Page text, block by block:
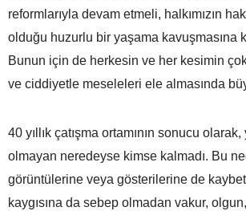
reformlarıyla devam etmeli, halkımızın
olduğu huzurlu bir yaşama kavuşmasına
Bunun için de herkesin ve her kesimin
ve ciddiyetle meseleleri ele almasında
40 yıllık çatışma ortamının sonucu
olmayan neredeyse kimse kalmadı. Bu
görüntülerine veya gösterilerine de
kaygısına da sebep olmadan vakur,